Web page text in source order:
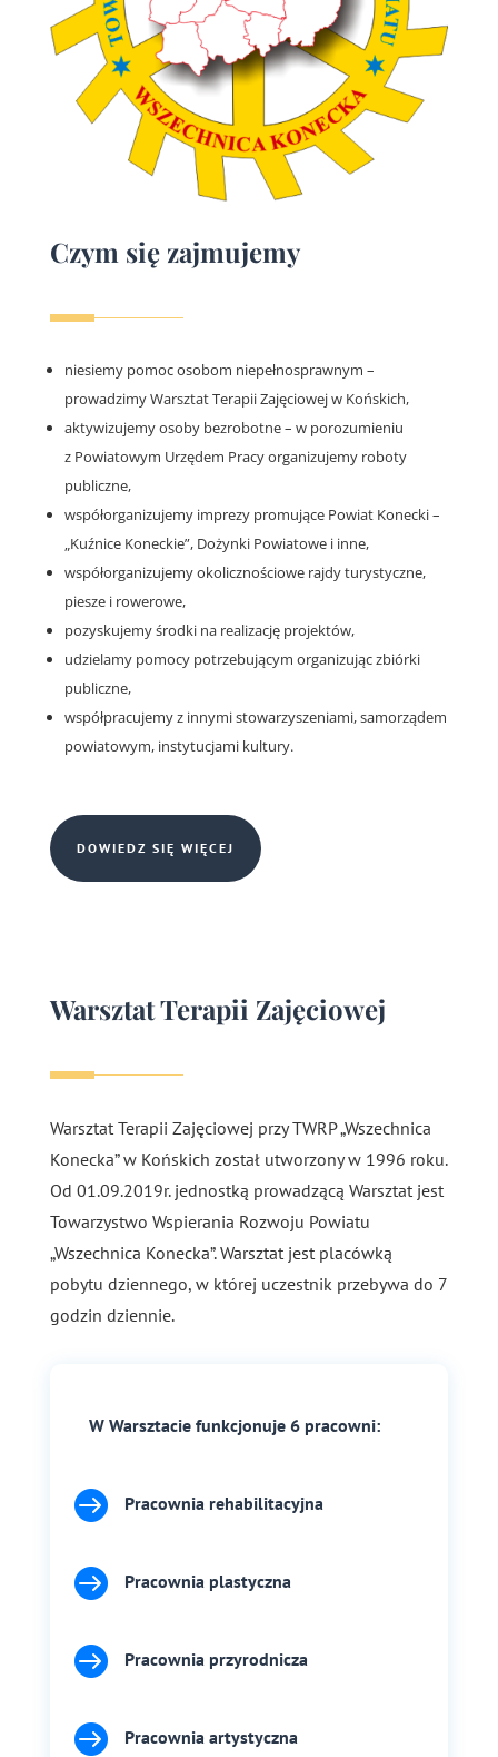
Czym się zajmujemy
niesiemy pomoc osobom niepełnosprawnym –
prowadzimy Warsztat Terapii Zajęciowej w Końskich,
aktywizujemy osoby bezrobotne – w porozumieniu
z Powiatowym Urzędem Pracy organizujemy roboty
publiczne,
współorganizujemy imprezy promujące Powiat Konecki –
„Kuźnice Koneckie”, Dożynki Powiatowe i inne,
współorganizujemy okolicznościowe rajdy turystyczne,
piesze i rowerowe,
pozyskujemy środki na realizację projektów,
udzielamy pomocy potrzebującym organizując zbiórki
publiczne,
współpracujemy z innymi stowarzyszeniami, samorządem
powiatowym, instytucjami kultury.
DOWIEDZ SIĘ WIĘCEJ
Warsztat Terapii Zajęciowej
Warsztat Terapii Zajęciowej przy TWRP „Wszechnica
Konecka” w Końskich został utworzony w 1996 roku.
Od 01.09.2019r. jednostką prowadzącą Warsztat jest
Towarzystwo Wspierania Rozwoju Powiatu
„Wszechnica Konecka”. Warsztat jest placówką
pobytu dziennego, w której uczestnik przebywa do 7
godzin dziennie.
W Warsztacie funkcjonuje 6 pracowni:
 Pracownia rehabilitacyjna
 Pracownia plastyczna
 Pracownia przyrodnicza
 Pracownia artystyczna